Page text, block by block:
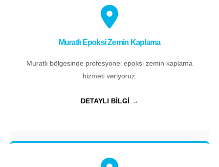
Muratlı Epoksi Zemin Kaplama
Muratlı bölgesinde profesyonel epoksi zemin kaplama
hizmeti veriyoruz.
DETAYLI BİLGİ →